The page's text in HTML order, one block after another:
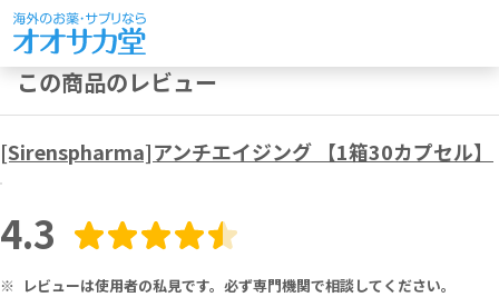
この商品のレビュー
[Sirenspharma]アンチエイジング 【1箱30カプセル】
4.3
※ レビューは使用者の私見です。必ず専門機関で相談してください。